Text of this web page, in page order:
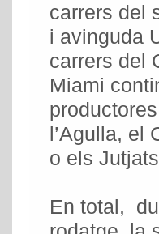
carrers del
i avinguda
carrers del
Miami
l’Agulla, el
o els
En total,